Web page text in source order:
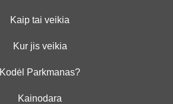
Kaip tai veikia
Kur jis veikia
Kodėl Parkmanas?
Kainodara